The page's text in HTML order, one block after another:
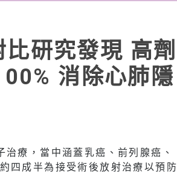
研究發現 高劑
消除心肺隱
療，當中涵蓋乳癌、前列腺癌、
四成半為接受術後放射治療以預防